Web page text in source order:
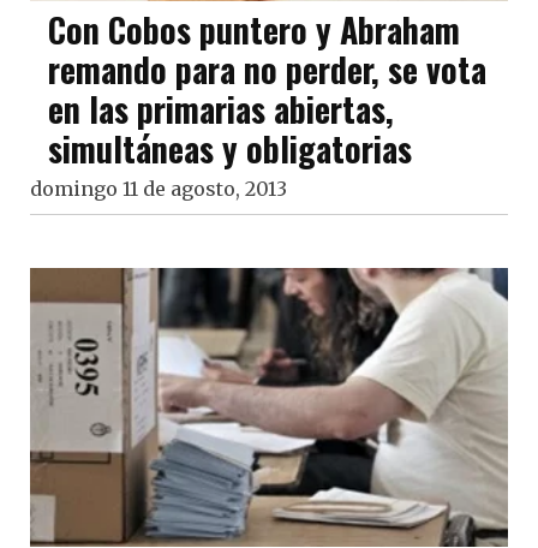
Con Cobos puntero y Abraham
remando para no perder, se vota
en las primarias abiertas,
simultáneas y obligatorias
domingo 11 de agosto, 2013